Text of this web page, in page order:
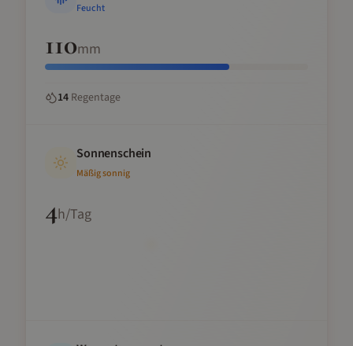
Feucht
110mm
14 Regentage
Sonnenschein
Mäßig sonnig
4h/Tag